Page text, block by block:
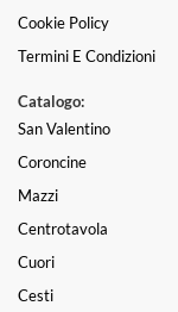
Cookie Policy
Termini E Condizioni
Catalogo:
San Valentino
Coroncine
Mazzi
Centrotavola
Cuori
Cesti